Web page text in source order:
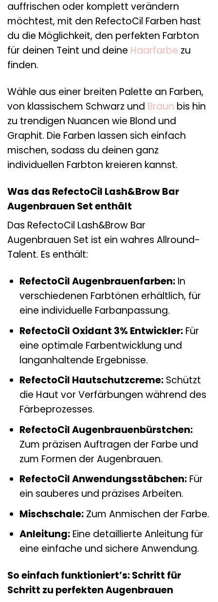
auffrischen oder komplett verändern
möchtest, mit den RefectoCil Farben hast
du die Möglichkeit, den perfekten Farbton
für deinen Teint und deine Haarfarbe zu
finden.
Wähle aus einer breiten Palette an Farben,
von klassischem Schwarz und Braun bis hin
zu trendigen Nuancen wie Blond und
Graphit. Die Farben lassen sich einfach
mischen, sodass du deinen ganz
individuellen Farbton kreieren kannst.
Was das RefectoCil Lash&Brow Bar
Augenbrauen Set enthält
Das RefectoCil Lash&Brow Bar
Augenbrauen Set ist ein wahres Allround-
Talent. Es enthält:
RefectoCil Augenbrauenfarben:In
verschiedenen Farbtönen erhältlich, für
eine individuelle Farbanpassung.
RefectoCil Oxidant 3% Entwickler:Für
eine optimale Farbentwicklung und
langanhaltende Ergebnisse.
RefectoCil Hautschutzcreme:Schützt
die Haut vor Verfärbungen während des
Färbeprozesses.
RefectoCil Augenbrauenbürstchen:
Zum präzisen Auftragen der Farbe und
zum Formen der Augenbrauen.
RefectoCil Anwendungsstäbchen:Für
ein sauberes und präzises Arbeiten.
Mischschale:Zum Anmischen der Farbe.
Anleitung:Eine detaillierte Anleitung für
eine einfache und sichere Anwendung.
So einfach funktioniert’s: Schritt für
Schritt zu perfekten Augenbrauen